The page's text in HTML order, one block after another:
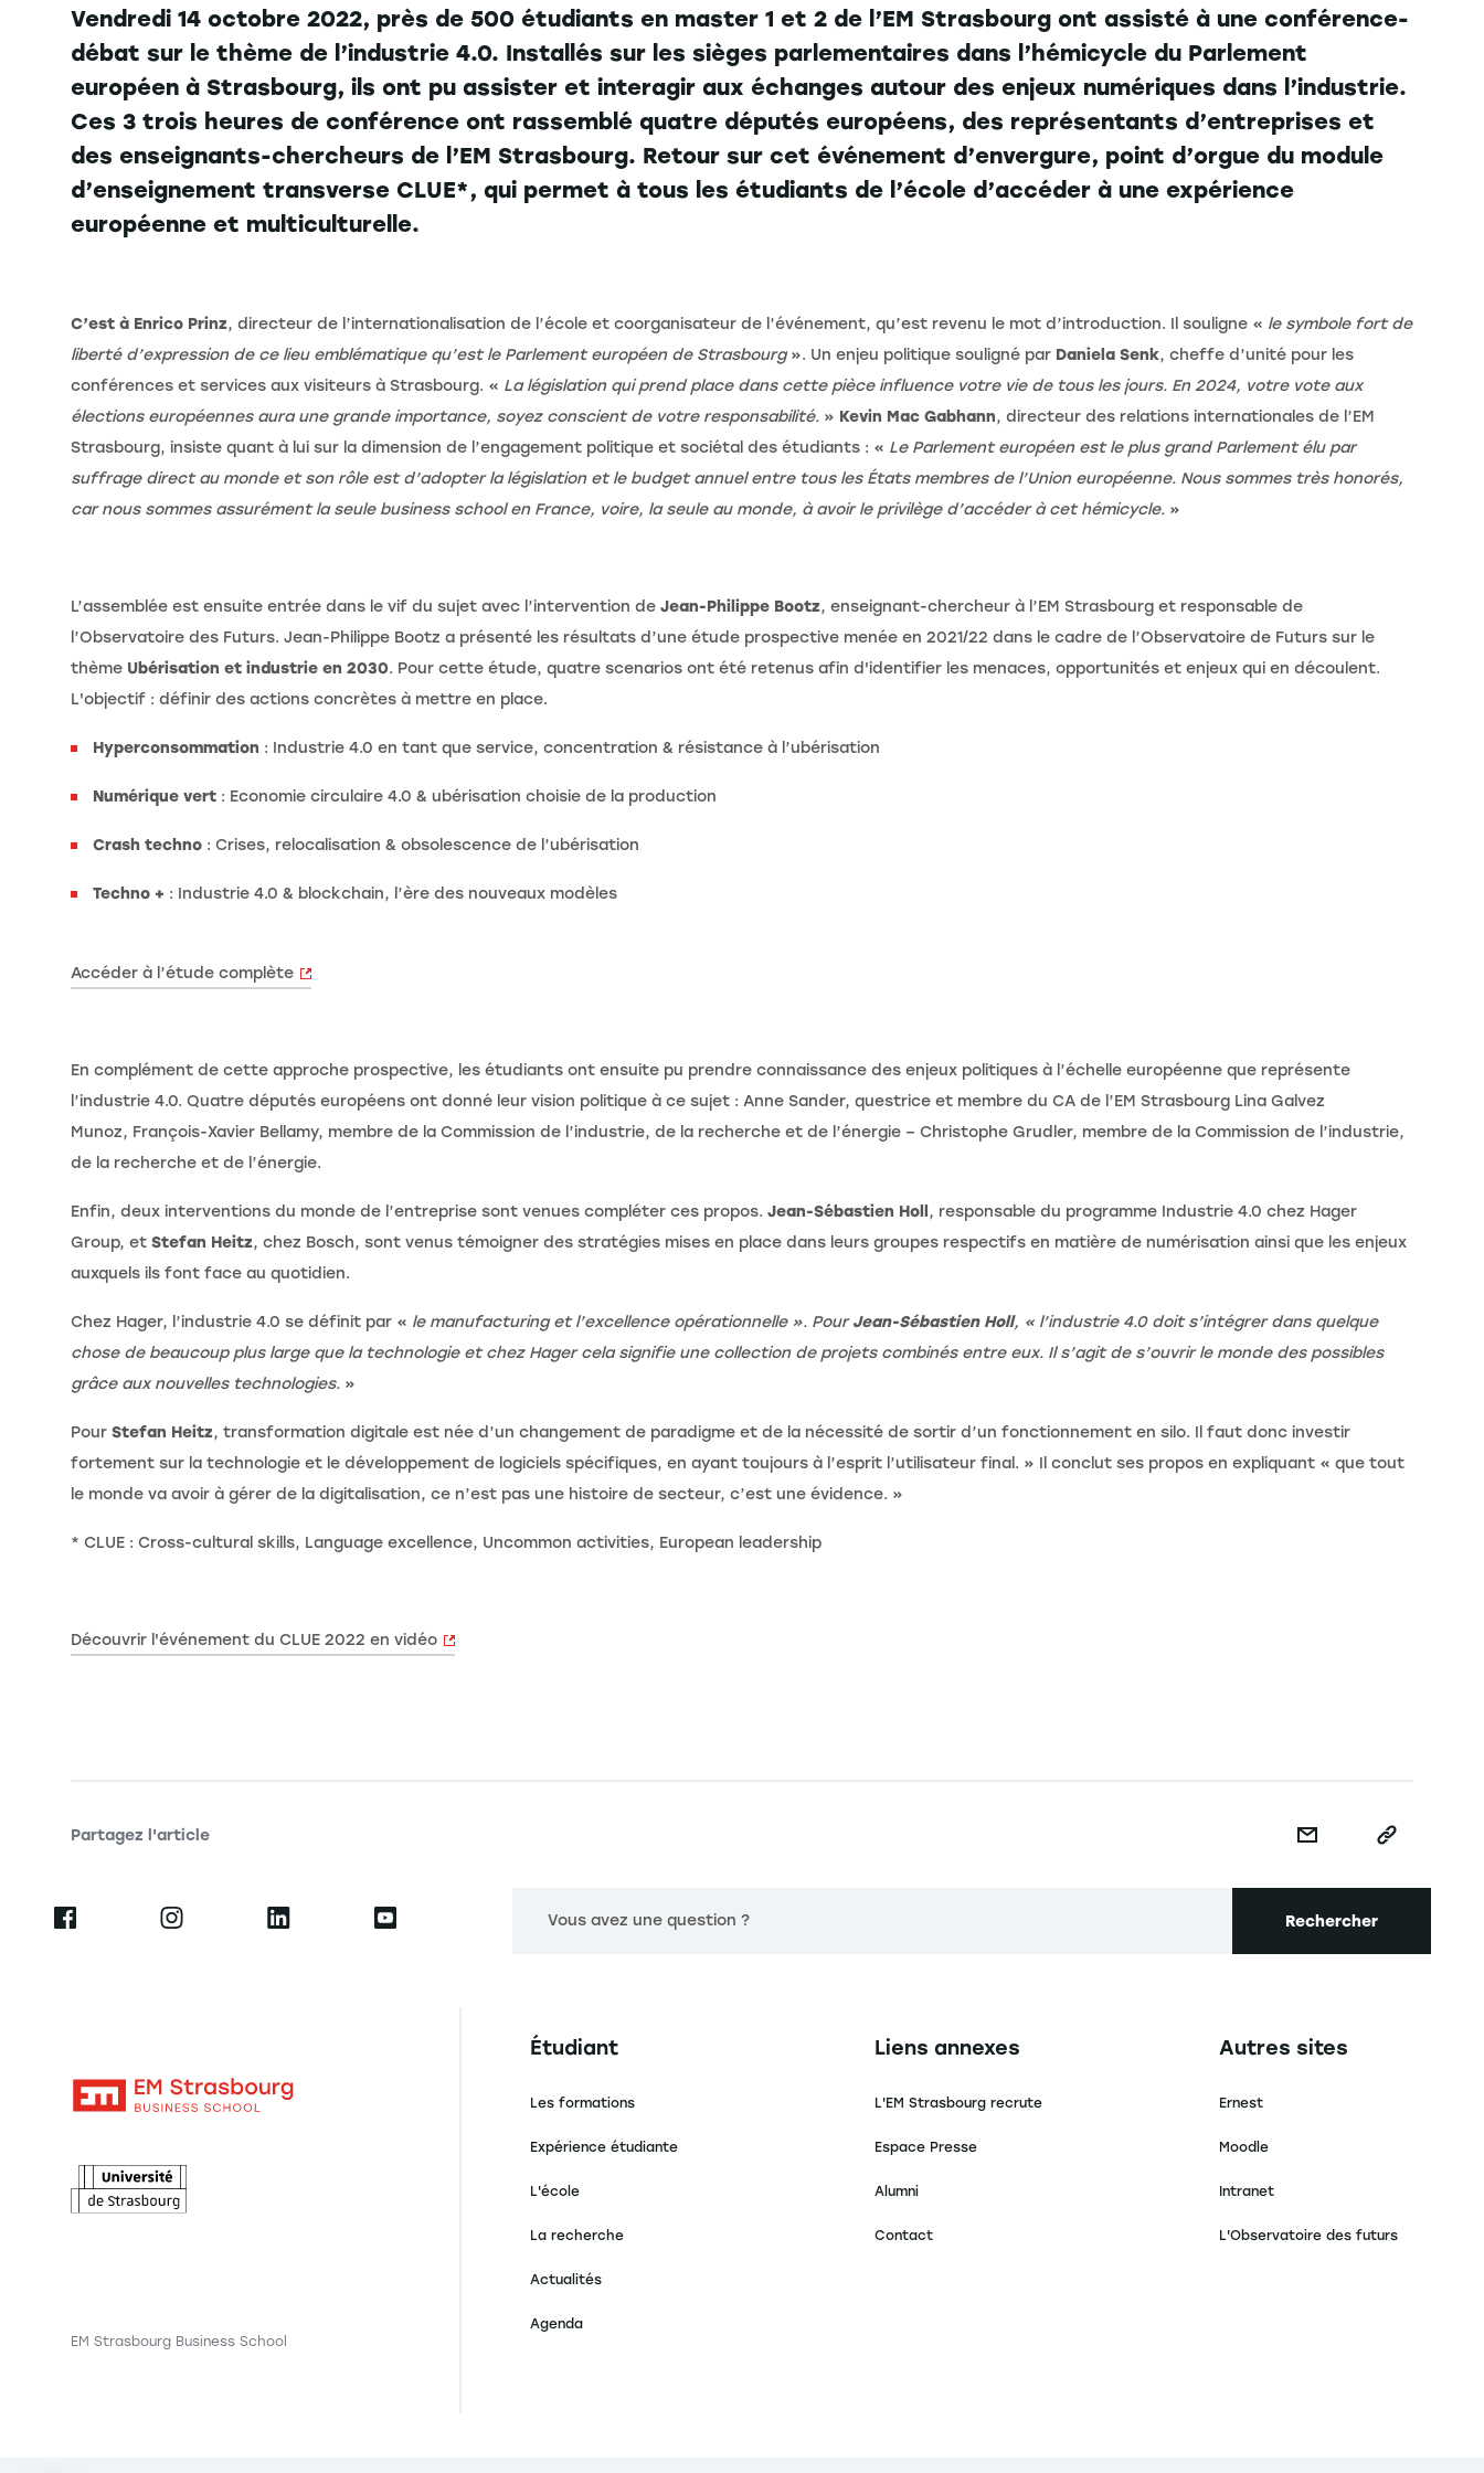
Vendredi 14 octobre 2022, près de 500 étudiants en master 1 et 2 de l’EM Strasbourg ont assisté à une conférence-
débat sur le thème de l’industrie 4.0. Installés sur les sièges parlementaires dans l’hémicycle du Parlement
européen à Strasbourg, ils ont pu assister et interagir aux échanges autour des enjeux numériques dans l’industrie.
Ces 3 trois heures de conférence ont rassemblé quatre députés européens, des représentants d’entreprises et
des enseignants-chercheurs de l’EM Strasbourg. Retour sur cet événement d’envergure, point d’orgue du module
d’enseignement transverse CLUE*, qui permet à tous les étudiants de l’école d’accéder à une expérience
européenne et multiculturelle.
C’est à Enrico Prinz, directeur de l’internationalisation de l’école et coorganisateur de l’événement, qu’est revenu le mot d’introduction. Il souligne « le symbole fort de
liberté d’expression de ce lieu emblématique qu’est le Parlement européen de Strasbourg». Un enjeu politique souligné par Daniela Senk, cheffe d’unité pour les
conférences et services aux visiteurs à Strasbourg. « La législation qui prend place dans cette pièce influence votre vie de tous les jours. En 2024, votre vote aux
élections européennes aura une grande importance, soyez conscient de votre responsabilité. » Kevin Mac Gabhann, directeur des relations internationales de l’EM
Strasbourg, insiste quant à lui sur la dimension de l’engagement politique et sociétal des étudiants : « Le Parlement européen est le plus grand Parlement élu par
suffrage direct au monde et son rôle est d’adopter la législation et le budget annuel entre tous les États membres de l’Union européenne. Nous sommes très honorés,
car nous sommes assurément la seule business school en France, voire, la seule au monde, à avoir le privilège d’accéder à cet hémicycle. »
L’assemblée est ensuite entrée dans le vif du sujet avec l’intervention de Jean-Philippe Bootz, enseignant-chercheur à l’EM Strasbourg et responsable de
l’Observatoire des Futurs. Jean-Philippe Bootz a présenté les résultats d’une étude prospective menée en 2021/22 dans le cadre de l’Observatoire de Futurs sur le
thème Ubérisation et industrie en 2030. Pour cette étude, quatre scenarios ont été retenus afin d'identifier les menaces, opportunités et enjeux qui en découlent.
L'objectif : définir des actions concrètes à mettre en place.
Hyperconsommation : Industrie 4.0 en tant que service, concentration & résistance à l’ubérisation
Numérique vert : Economie circulaire 4.0 & ubérisation choisie de la production
Crash techno : Crises, relocalisation & obsolescence de l’ubérisation
Techno + : Industrie 4.0 & blockchain, l’ère des nouveaux modèles
Accéder à l’étude complète
En complément de cette approche prospective, les étudiants ont ensuite pu prendre connaissance des enjeux politiques à l’échelle européenne que représente
l’industrie 4.0. Quatre députés européens ont donné leur vision politique à ce sujet : Anne Sander, questrice et membre du CA de l’EM Strasbourg Lina Galvez
Munoz, François-Xavier Bellamy, membre de la Commission de l’industrie, de la recherche et de l’énergie – Christophe Grudler, membre de la Commission de l’industrie,
de la recherche et de l’énergie.
Enfin, deux interventions du monde de l’entreprise sont venues compléter ces propos. Jean-Sébastien Holl , responsable du programme Industrie 4.0 chez Hager
Group, et Stefan Heitz, chez Bosch, sont venus témoigner des stratégies mises en place dans leurs groupes respectifs en matière de numérisation ainsi que les enjeux
auxquels ils font face au quotidien.
Chez Hager, l’industrie 4.0 se définit par « le manufacturing et l’excellence opérationnelle ». PourJean-Sébastien Holl, « l’industrie 4.0 doit s’intégrer dans quelque
chose de beaucoup plus large que la technologie et chez Hager cela signifie une collection de projets combinés entre eux. Il s’agit de s’ouvrir le monde des possibles
grâce aux nouvelles technologies. »
Pour Stefan Heitz, transformation digitale est née d’un changement de paradigme et de la nécessité de sortir d’un fonctionnement en silo. Il faut donc investir
fortement sur la technologie et le développement de logiciels spécifiques, en ayant toujours à l’esprit l’utilisateur final. » Il conclut ses propos en expliquant « que tout
le monde va avoir à gérer de la digitalisation, ce n’est pas une histoire de secteur, c’est une évidence. »
* CLUE : Cross-cultural skills, Language excellence, Uncommon activities, European leadership
Découvrir l'événement du CLUE 2022 en vidéo
Partagez l'article
Vous avez une question ? Rechercher
EM Strasbourg Business School
Navigation principale footer
Étudiant
Les formations
Expérience étudiante
L'école
La recherche
Actualités
Agenda
Navigation secondaire footer
Liens annexes
L'EM Strasbourg recrute
Espace Presse
Alumni
Contact
Navigation tertiaire footer
Autres sites
Ernest
Moodle
Intranet
L'Observatoire des futurs